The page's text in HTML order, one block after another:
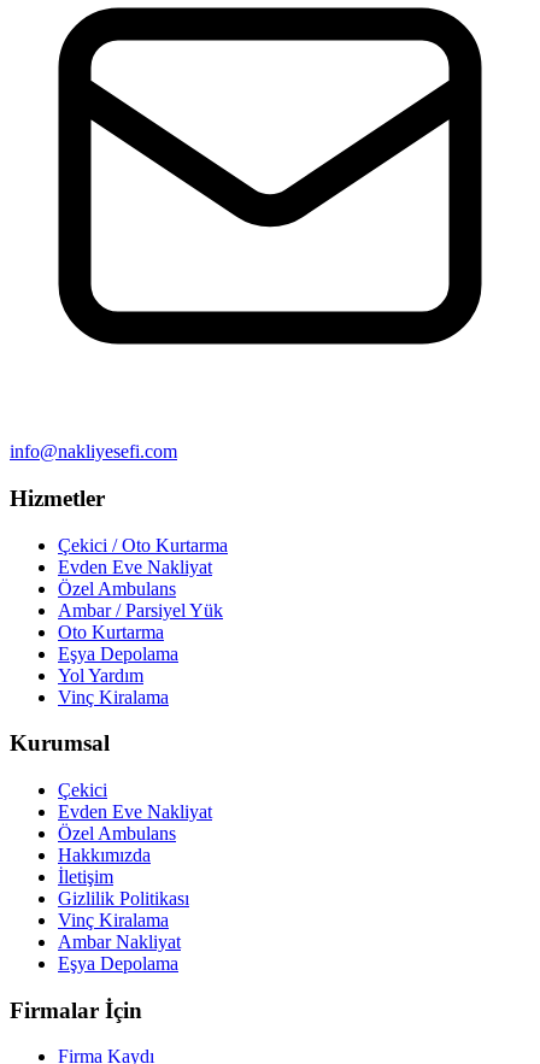
info@nakliyesefi.com
Hizmetler
Çekici / Oto Kurtarma
Evden Eve Nakliyat
Özel Ambulans
Ambar / Parsiyel Yük
Oto Kurtarma
Eşya Depolama
Yol Yardım
Vinç Kiralama
Kurumsal
Çekici
Evden Eve Nakliyat
Özel Ambulans
Hakkımızda
İletişim
Gizlilik Politikası
Vinç Kiralama
Ambar Nakliyat
Eşya Depolama
Firmalar İçin
Firma Kaydı